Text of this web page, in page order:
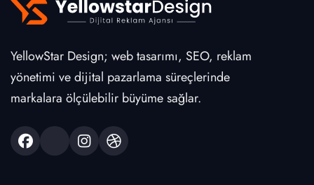
YellowStar Design; web tasarımı, SEO, reklam
yönetimi ve dijital pazarlama süreçlerinde
markalara ölçülebilir büyüme sağlar.